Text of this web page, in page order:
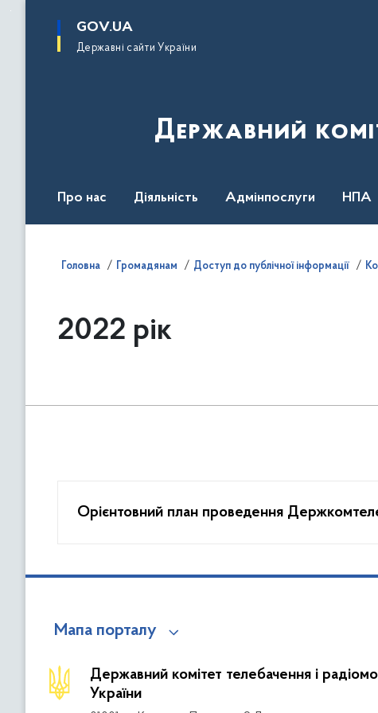
основного
GOV.UA
Державні сайти України
Державний
Про нас Діяльність Адмінпослуги НПА
Головна Громадянам Доступ до публічної інформації
2022 рік
Орієнтовний план проведення
Мапа порталу
Державний комітет телебачення і
України